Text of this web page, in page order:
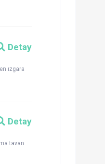
Detay
ızgara
Detay
tavan